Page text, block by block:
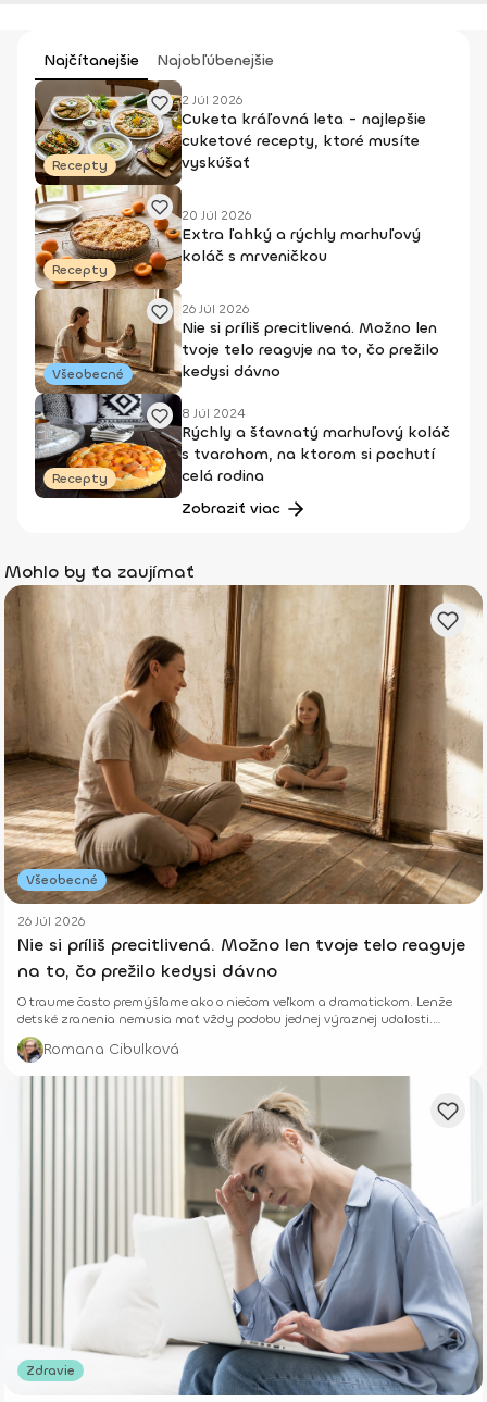
Najčítanejšie Najobľúbenejšie
Recepty
2 Júl 2026
Cuketa kráľovná leta - najlepšie
cuketové recepty, ktoré musíte
vyskúšať
Recepty
20 Júl 2026
Extra ľahký a rýchly marhuľový
koláč s mrveničkou
Všeobecné
26 Júl 2026
Nie si príliš precitlivená. Možno len
tvoje telo reaguje na to, čo prežilo
kedysi dávno
Recepty
8 Júl 2024
Rýchly a šťavnatý marhuľový koláč
s tvarohom, na ktorom si pochutí
celá rodina
Zobraziť viac
Mohlo by ťa zaujímať
Všeobecné
26 Júl 2026
Nie si príliš precitlivená. Možno len tvoje telo reaguje
na to, čo prežilo kedysi dávno
O traume často premýšľame ako o niečom veľkom a dramatickom. Lenže
detské zranenia nemusia mať vždy podobu jednej výraznej udalosti.
Niekedy rastú potichu.
Romana Cibulková
Zdravie